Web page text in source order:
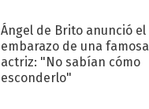
Ángel de Brito anunció el
embarazo de una famosa
actriz: "No sabían cómo
esconderlo"